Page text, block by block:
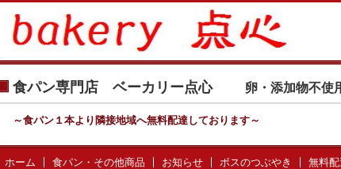
食パン専門店 ベーカリー点心 卵・添加物不使
～食パン１本より隣接地域へ無料配達しております～
ホーム 食パン・その他商品 お知らせ ボスのつぶやき 無料配